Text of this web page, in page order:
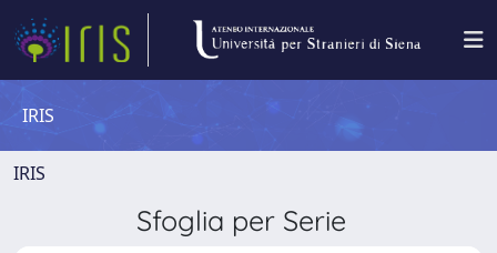
IRIS
IRIS
Sfoglia per Serie